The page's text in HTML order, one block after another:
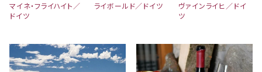
マイネ・フライハイト／
ドイツ
ライボールド／ドイツ
ヴァインライヒ／ドイ
ツ